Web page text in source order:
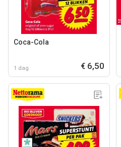
Coca-Cola
1 dag € 6,50